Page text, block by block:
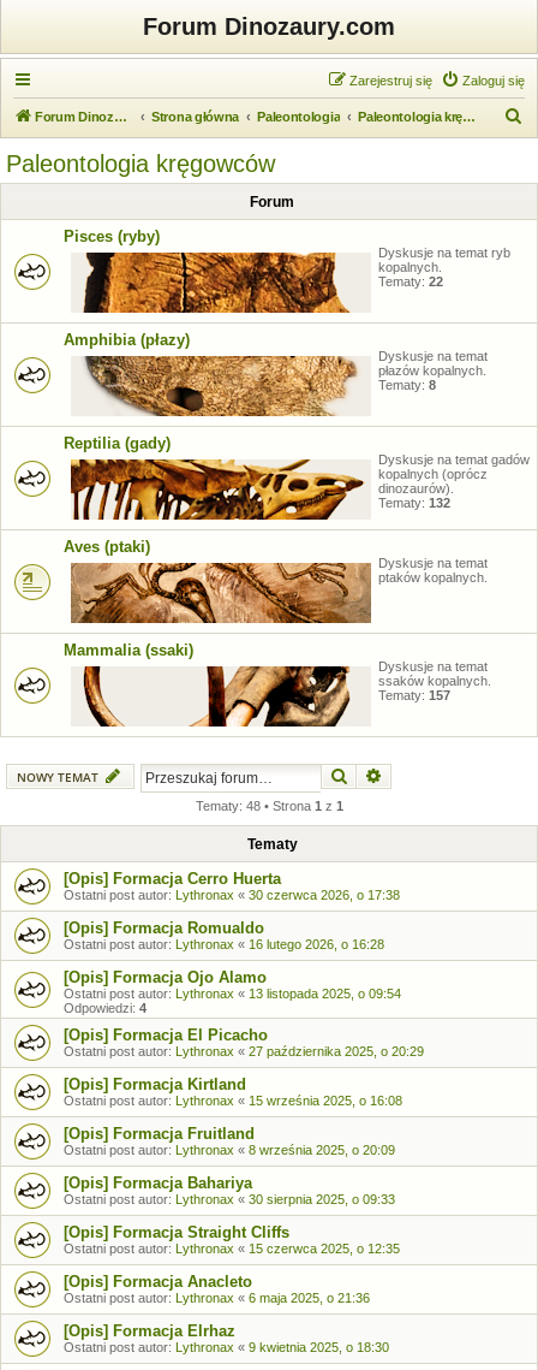
Forum Dinozaury.com
Zaloguj się
Zarejestruj się
Forum Dinozaury.com Strona główna Paleontologia Paleontologia kręgowców
Paleontologia kręgowców
Forum
Pisces (ryby)
Dyskusje na temat ryb
kopalnych.
Tematy: 22
Amphibia (płazy)
Dyskusje na temat
płazów kopalnych.
Tematy: 8
Reptilia (gady)
Dyskusje na temat gadów
kopalnych (oprócz
dinozaurów).
Tematy: 132
Aves (ptaki)
Dyskusje na temat
ptaków kopalnych.
Mammalia (ssaki)
Dyskusje na temat
ssaków kopalnych.
Tematy: 157
NOWY TEMAT Szukaj
Tematy: 48 • Strona 1 z 1
Tematy
[Opis] Formacja Cerro Huerta
Ostatni post autor: Lythronax « 30 czerwca 2026, o 17:38
[Opis] Formacja Romualdo
Ostatni post autor: Lythronax « 16 lutego 2026, o 16:28
[Opis] Formacja Ojo Alamo
Ostatni post autor: Lythronax « 13 listopada 2025, o 09:54
Odpowiedzi: 4
[Opis] Formacja El Picacho
Ostatni post autor: Lythronax « 27 października 2025, o 20:29
[Opis] Formacja Kirtland
Ostatni post autor: Lythronax « 15 września 2025, o 16:08
[Opis] Formacja Fruitland
Ostatni post autor: Lythronax « 8 września 2025, o 20:09
[Opis] Formacja Bahariya
Ostatni post autor: Lythronax « 30 sierpnia 2025, o 09:33
[Opis] Formacja Straight Cliffs
Ostatni post autor: Lythronax « 15 czerwca 2025, o 12:35
[Opis] Formacja Anacleto
Ostatni post autor: Lythronax « 6 maja 2025, o 21:36
[Opis] Formacja Elrhaz
Ostatni post autor: Lythronax « 9 kwietnia 2025, o 18:30